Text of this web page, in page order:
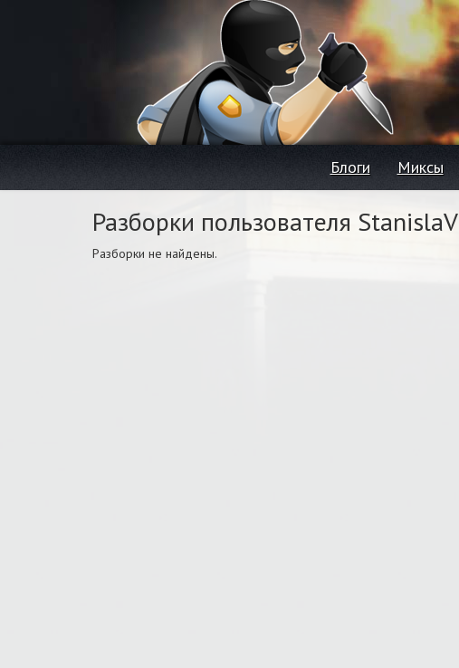
Блоги Миксы
Разборки пользователя StanislaV
Разборки не найдены.